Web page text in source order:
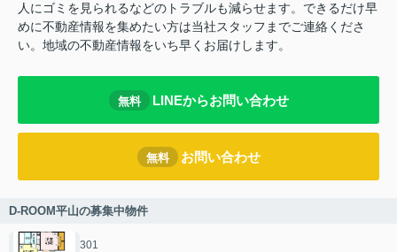
人にゴミを見られるなどのトラブルも減らせます。できるだけ早
めに不動産情報を集めたい方は当社スタッフまでご連絡くださ
い。地域の不動産情報をいち早くお届けします。
無料 LINEからお問い合わせ
無料 お問い合わせ
D-ROOM平山の募集中物件
301